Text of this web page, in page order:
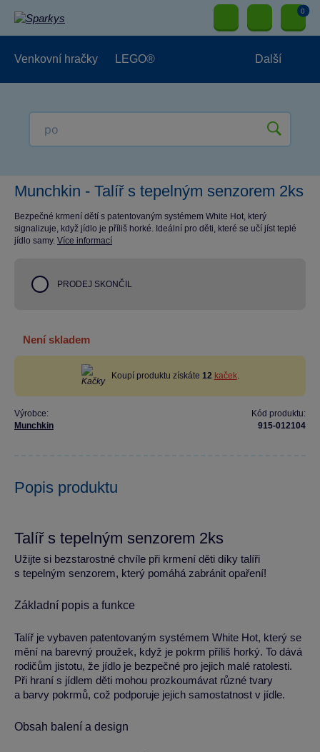
0
Venkovní hračky LEGO® Další
Munchkin - Talíř s tepelným senzorem 2ks
Bezpečné krmení dětí s patentovaným systémem White Hot, který
signalizuje, když jídlo je příliš horké. Ideální pro děti, které se učí jíst teplé
jídlo samy. Více informací
PRODEJ SKONČIL
není skladem
Koupí produktu získáte 12 kaček.
Výrobce:
Munchkin
Kód produktu:
915-012104
Popis produktu
Talíř s tepelným senzorem 2ks
Užijte si bezstarostné chvíle při krmení děti díky talíři
s tepelným senzorem, který pomáhá zabránit opaření!
Základní popis a funkce
Talíř je vybaven patentovaným systémem White Hot, který se
mění na barevný proužek, když je pokrm příliš horký. To dává
rodičům jistotu, že jídlo je bezpečné pro jejich malé ratolesti.
Při hraní s jídlem děti mohou prozkoumávat různé tvary
a barvy pokrmů, což podporuje jejich samostatnost v jídle.
Obsah balení a design